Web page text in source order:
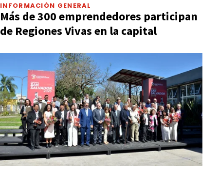
INFORMACIÓN GENERAL
Más de 300 emprendedores participan
de Regiones Vivas en la capital